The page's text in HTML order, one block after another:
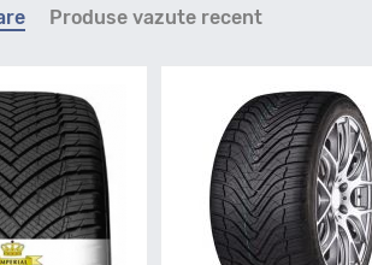
Produse vazute recent